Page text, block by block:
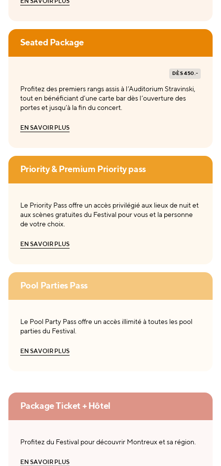
EN SAVOI R PLUS
Seated Package
DÈS 450.-
Profitez des premiers rangs assis à l’Auditorium Stravinski,
tout en bénéficiant d’une carte bar dès l’ouverture des
portes et jusqu’à la fin du concert.
EN SAVOI R PLUS
Priority & Premium Priority pass
Le Priority Pass offre un accès privilégié aux lieux de nuit et
aux scènes gratuites du Festival pour vous et la personne
de votre choix.
EN SAVOI R PLUS
Pool Parties Pass
Le Pool Party Pass offre un accès illimité à toutes les pool
parties du Festival.
EN SAVOI R PLUS
Package Ticket + Hôtel
Profitez du Festival pour découvrir Montreux et sa région.
EN SAVOI R PLUS